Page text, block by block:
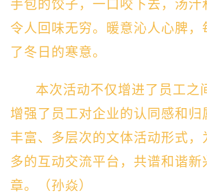
手包的饺子，一口咬下去，汤汁
令人回味无穷。暖意沁人心脾，
了冬日的寒意。
本次活动不仅增进了员工之
增强了员工对企业的认同感和归
丰富、多层次的文体活动形式，
多的互动交流平台，共谱和谐新
章。
（孙焱）